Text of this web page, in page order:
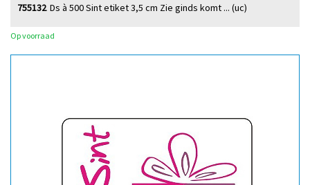
Ds à 500 Sint etiket 3,5 cm Zie ginds komt ... (uc)
755132
Op voorraad